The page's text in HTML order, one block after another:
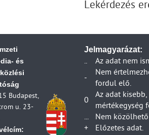
Lekérdezés
és
Budapest,
u. 23-
Jelmagyarázat:
..
Az adat nem
-
Nem
fordul elő.
0
Az adat
mértékegység
...
Nem
+
Előzetes adat.